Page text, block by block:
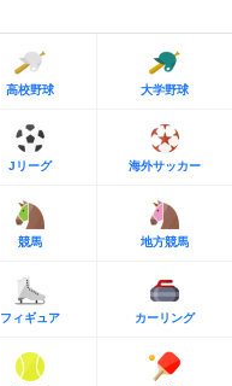
高校野球 大学野球
Jリーグ 海外サッカー
競馬 地方競馬
フィギュア カーリング